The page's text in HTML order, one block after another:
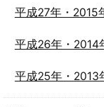
平成27年・2015
平成26年・2014
平成25年・2013